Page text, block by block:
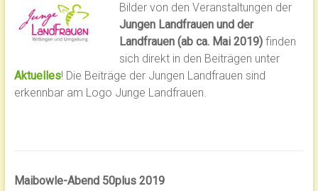
Bilder von den Veranstaltungen der
Jungen Landfrauen und der
Landfrauen (ab ca. Mai 2019)finden
sich direkt in den Beiträgen unter
Aktuelles! Die Beiträge der Jungen Landfrauen sind
erkennbar am Logo Junge Landfrauen.
Maibowle-Abend 50plus 2019